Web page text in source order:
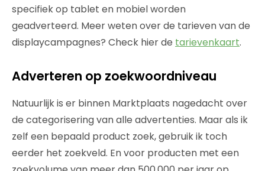
specifiek op tablet en mobiel worden
geadverteerd. Meer weten over de tarieven van de
displaycampagnes? Check hier de tarievenkaart.
Adverteren op zoekwoordniveau
Natuurlijk is er binnen Marktplaats nagedacht over
de categorisering van alle advertenties. Maar als ik
zelf een bepaald product zoek, gebruik ik toch
eerder het zoekveld. En voor producten met een